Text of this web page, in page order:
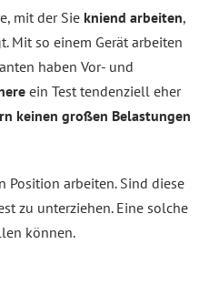
mit der Sie kniend arbeiten,
Mit so einem Gerät arbeiten
haben Vor- und
ein Test tendenziell eher
keinen großen Belastungen
Position arbeiten. Sind diese
zu unterziehen. Eine solche
können.